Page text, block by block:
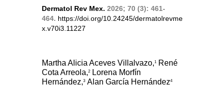
Dermatol Rev Mex. 2026; 70 (3): 461-
464. https://doi.org/10.24245/dermatolrevme
x.v70i3.11227
Martha Alicia Aceves Villalvazo,1
René
Cota Arreola,2
Lorena Morfín
Hernández,3 Alan García Hernández4